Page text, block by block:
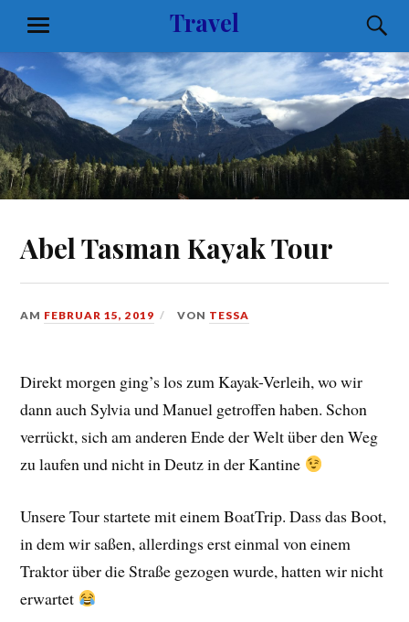
Inhalt
springen
Travel
MENÜ
Abel Tasman Kayak Tour
AM FEBRUAR 15, 2019 VON TESSA
Direkt morgen ging’s los zum Kayak-Verleih, wo wir
dann auch Sylvia und Manuel getroffen haben. Schon
verrückt, sich am anderen Ende der Welt über den Weg
zu laufen und nicht in Deutz in der Kantine
Unsere Tour startete mit einem BoatTrip. Dass das Boot,
in dem wir saßen, allerdings erst einmal von einem
Traktor über die Straße gezogen wurde, hatten wir nicht
erwartet